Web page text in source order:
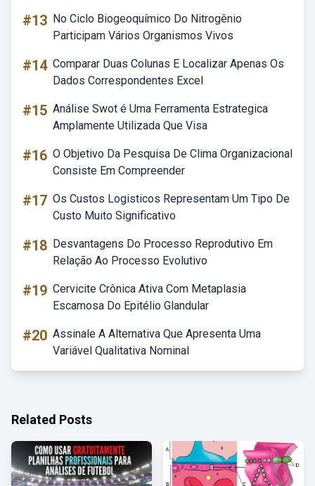
#13 No Ciclo Biogeoquímico Do Nitrogênio
Participam Vários Organismos Vivos
#14 Comparar Duas Colunas E Localizar Apenas Os
Dados Correspondentes Excel
#15 Análise Swot é Uma Ferramenta Estrategica
Amplamente Utilizada Que Visa
#16 O Objetivo Da Pesquisa De Clima Organizacional
Consiste Em Compreender
#17 Os Custos Logisticos Representam Um Tipo De
Custo Muito Significativo
#18 Desvantagens Do Processo Reprodutivo Em
Relação Ao Processo Evolutivo
#19 Cervicite Crônica Ativa Com Metaplasia
Escamosa Do Epitélio Glandular
#20 Assinale A Alternativa Que Apresenta Uma
Variável Qualitativa Nominal
Related Posts